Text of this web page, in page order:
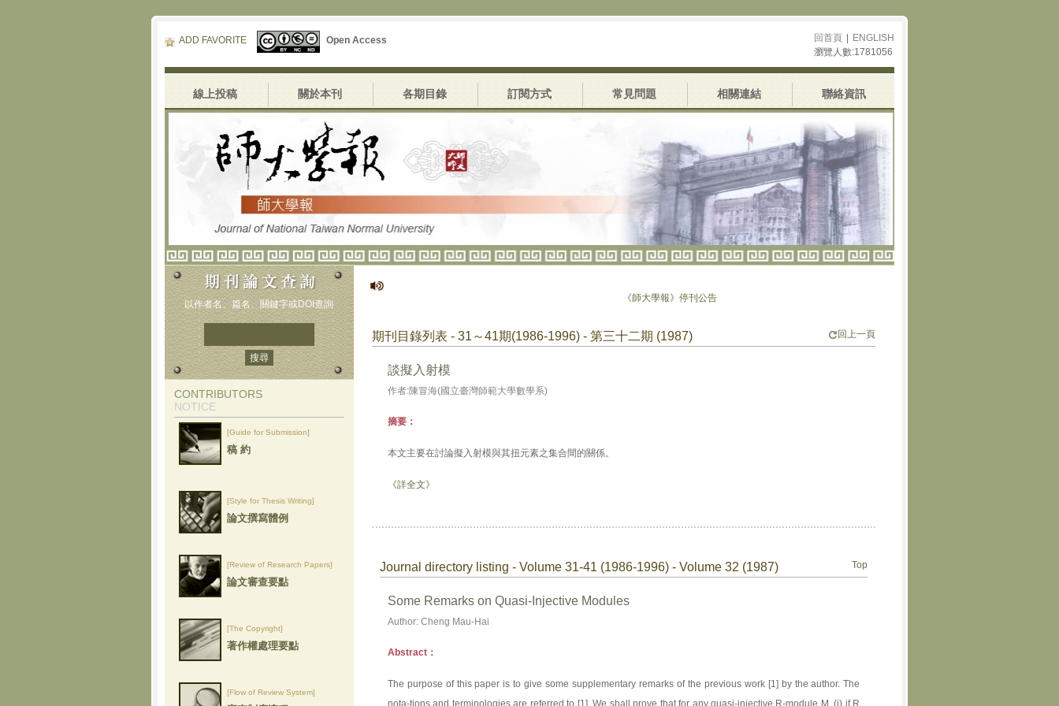
ADD FAVORITE Open Access 回首頁
ENGLISH
瀏覽人數:1781056
線上投稿 關於本刊 各期目錄 訂閱方式 常見問題 相關連結 聯絡資訊
以作者名、篇名、關鍵字或DOI查詢
CONTRIBUTORS
NOTICE
[Guide for Submission]
稿 約
[Style for Thesis Writing]
論文撰寫體例
[Review of Research Papers]
論文審查要點
[The Copyright]
著作權處理要點
[Flow of Review System]
《師大學報》停刊公告
期刊目錄列表 - 31～41期(1986-1996) - 第三十二期 (1987) 回上一頁
談擬入射模
作者:陳冒海(國立臺灣師範大學數學系)
摘要：
本文主要在討論擬入射模與其扭元素之集合間的關係。
《詳全文》
Journal directory listing - Volume 31-41 (1986-1996) - Volume 32 (1987) Top
Some Remarks on Quasi-Injective Modules
Author: Cheng Mau-Hai
Abstract：
The purpose of this paper is to give some supplementary remarks of the previous work [1] by the author. The
nota-tions and terminologies are referred to [1]. We shall prove that for any quasi-injective R-module M, (i) if R